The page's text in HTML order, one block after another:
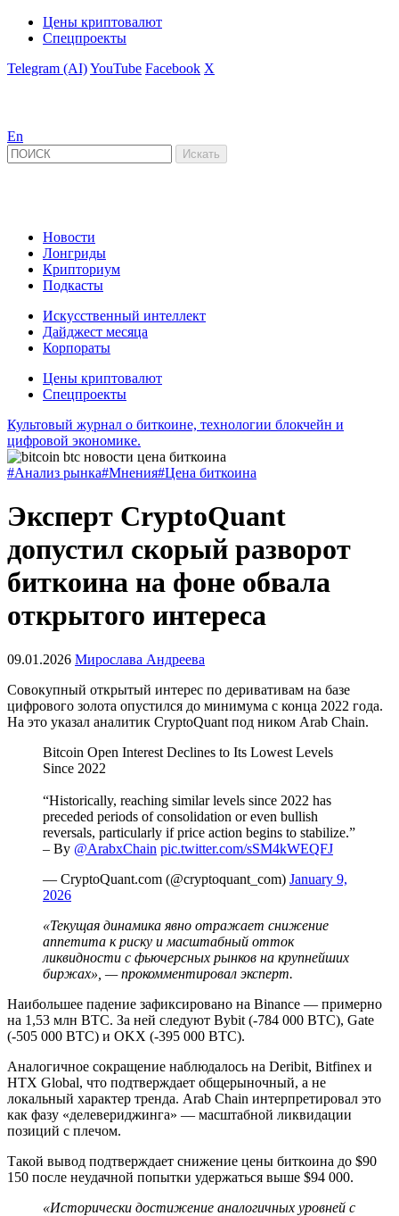
Цены криптовалют
Спецпроекты
Telegram (AI)YouTube Facebook X
En
Новости
Лонгриды
Крипториум
Подкасты
Искусственный интеллект
Дайджест месяца
Корпораты
Цены криптовалют
Спецпроекты
Культовый журнал о биткоине, технологии блокчейн и
цифровой экономике.
#Анализ рынка#Мнения#Цена биткоина
Эксперт CryptoQuant
допустил скорый разворот
биткоина на фоне обвала
открытого интереса
09.01.2026 Мирослава Андреева
Совокупный открытый интерес по деривативам на базе
цифрового золота опустился до минимума с конца 2022 года.
На это указал аналитик CryptoQuant под ником Arab Chain.
Bitcoin Open Interest Declines to Its Lowest Levels
Since 2022
“Historically, reaching similar levels since 2022 has
preceded periods of consolidation or even bullish
reversals, particularly if price action begins to stabilize.”
– By @ArabxChain pic.twitter.com/sSM4kWEQFJ
— CryptoQuant.com (@cryptoquant_com) January 9,
2026
«Текущая динамика явно отражает снижение
аппетита к риску и масштабный отток
ликвидности с фьючерсных рынков на крупнейших
биржах», — прокомментировал эксперт.
Наибольшее падение зафиксировано на Binance — примерно
на 1,53 млн BTC. За ней следуют Bybit (-784 000 BTC), Gate
(-505 000 BTC) и OKX (-395 000 BTC).
Аналогичное сокращение наблюдалось на Deribit, Bitfinex и
HTX Global, что подтверждает общерыночный, а не
локальный характер тренда. Arab Chain интерпретировал это
как фазу «делевериджинга» — масштабной ликвидации
позиций с плечом.
Такой вывод подтверждает снижение цены биткоина до $90
150 после неудачной попытки удержаться выше $94 000.
«Исторически достижение аналогичных уровней с